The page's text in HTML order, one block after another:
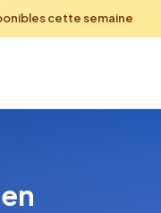
cette semaine